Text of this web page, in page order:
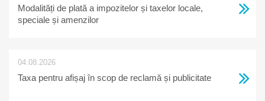
Modalități de plată a impozitelor și taxelor locale,
speciale și amenzilor
04.08.2026
Taxa pentru afișaj în scop de reclamă și publicitate